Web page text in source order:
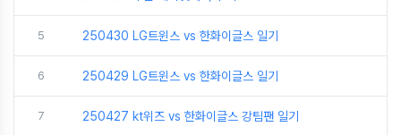
5 250430 LG트윈스 vs 한화이글스 일기
6 250429 LG트윈스 vs 한화이글스 일기
7 250427 kt위즈 vs 한화이글스 강팀팬 일기